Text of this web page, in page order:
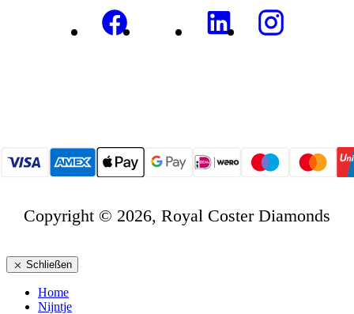
Copyright © 2026, Royal Coster Diamonds
Schließen
Home
Nijntje